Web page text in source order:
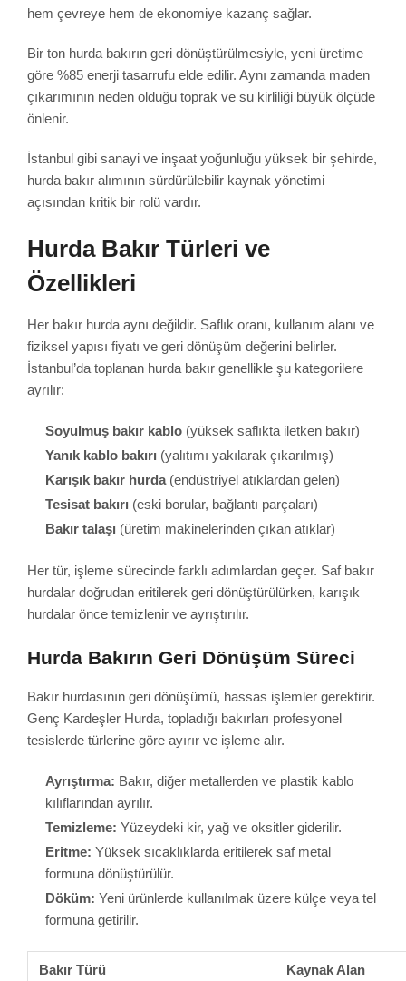
hem çevreye hem de ekonomiye kazanç sağlar.
Bir ton hurda bakırın geri dönüştürülmesiyle, yeni üretime
göre %85 enerji tasarrufu elde edilir. Aynı zamanda maden
çıkarımının neden olduğu toprak ve su kirliliği büyük ölçüde
önlenir.
İstanbul gibi sanayi ve inşaat yoğunluğu yüksek bir şehirde,
hurda bakır alımının sürdürülebilir kaynak yönetimi
açısından kritik bir rolü vardır.
Hurda Bakır Türleri ve
Özellikleri
Her bakır hurda aynı değildir. Saflık oranı, kullanım alanı ve
fiziksel yapısı fiyatı ve geri dönüşüm değerini belirler.
İstanbul’da toplanan hurda bakır genellikle şu kategorilere
ayrılır:
Soyulmuş bakır kablo (yüksek saflıkta iletken bakır)
Yanık kablo bakırı (yalıtımı yakılarak çıkarılmış)
Karışık bakır hurda(endüstriyel atıklardan gelen)
Tesisat bakırı (eski borular, bağlantı parçaları)
Bakır talaşı (üretim makinelerinden çıkan atıklar)
Her tür, işleme sürecinde farklı adımlardan geçer. Saf bakır
hurdalar doğrudan eritilerek geri dönüştürülürken, karışık
hurdalar önce temizlenir ve ayrıştırılır.
Hurda Bakırın Geri Dönüşüm Süreci
Bakır hurdasının geri dönüşümü, hassas işlemler gerektirir.
Genç Kardeşler Hurda, topladığı bakırları profesyonel
tesislerde türlerine göre ayırır ve işleme alır.
Ayrıştırma: Bakır, diğer metallerden ve plastik kablo
kılıflarından ayrılır.
Temizleme: Yüzeydeki kir, yağ ve oksitler giderilir.
Eritme: Yüksek sıcaklıklarda eritilerek saf metal
formuna dönüştürülür.
Döküm: Yeni ürünlerde kullanılmak üzere külçe veya tel
formuna getirilir.
Bakır Türü Kaynak Alan